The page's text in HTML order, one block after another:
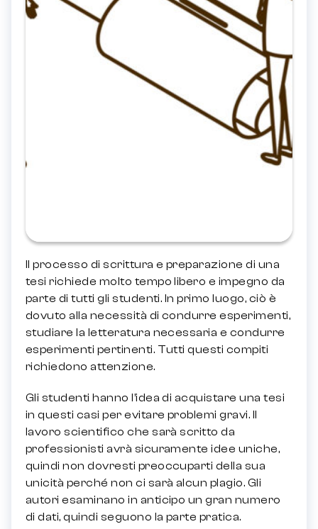
Il processo di scrittura e preparazione di una
tesi richiede molto tempo libero e impegno da
parte di tutti gli studenti. In primo luogo, ciò è
dovuto alla necessità di condurre esperimenti,
studiare la letteratura necessaria e condurre
esperimenti pertinenti. Tutti questi compiti
richiedono attenzione.
Gli studenti hanno l’idea di acquistare una tesi
in questi casi per evitare problemi gravi. Il
lavoro scientifico che sarà scritto da
professionisti avrà sicuramente idee uniche,
quindi non dovresti preoccuparti della sua
unicità perché non ci sarà alcun plagio. Gli
autori esaminano in anticipo un gran numero
di dati, quindi seguono la parte pratica.